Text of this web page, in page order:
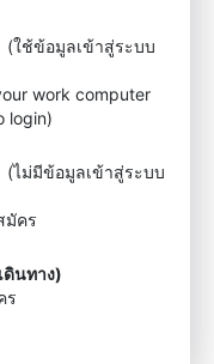
(ใช้ข้อมูลเข้าสู่ระบบ
work computer
login)
(ไม่มีข้อมูลเข้าสู่ระบบ
มัคร
ดินทาง)
ร